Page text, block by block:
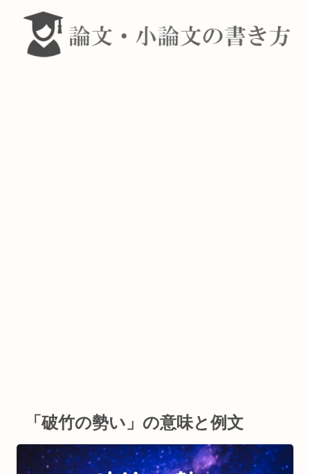
「破竹の勢い」の意味と例文